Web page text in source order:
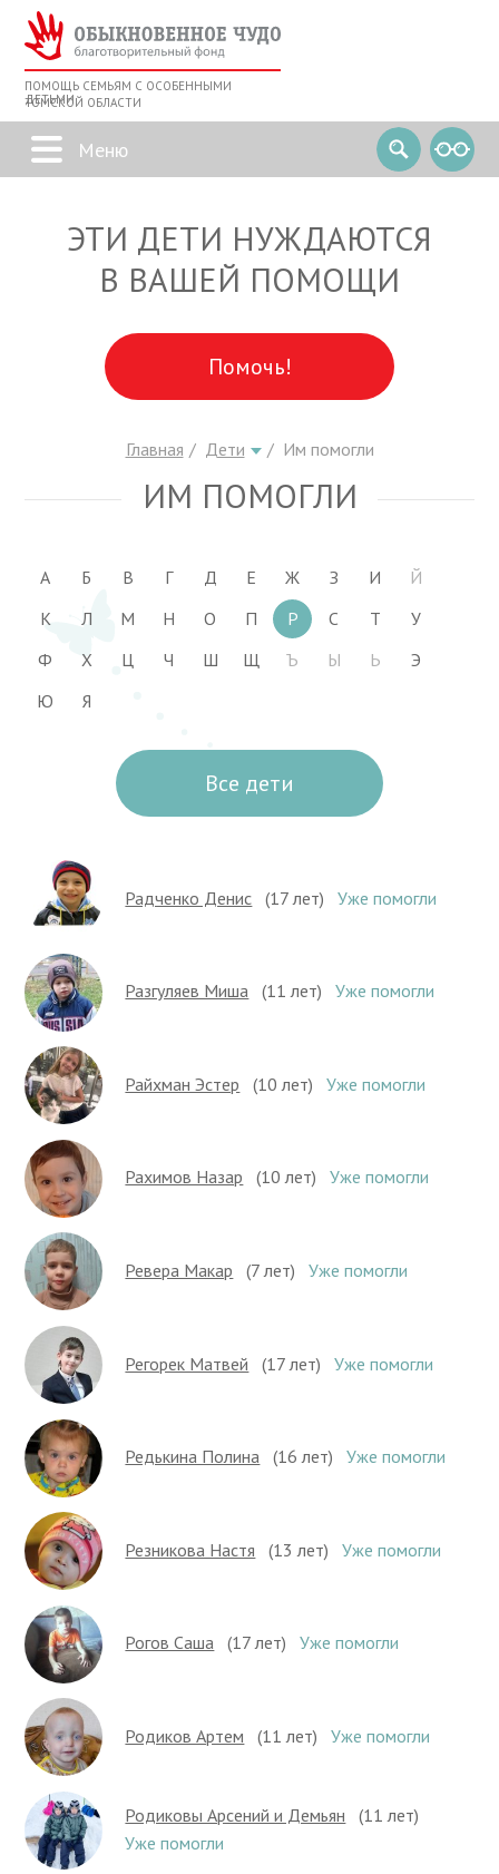
ПОМОЩЬ СЕМЬЯМ С ОСОБЕННЫМИ
ДЕТЬМИ
ТОМСКОЙ ОБЛАСТИ
ЭТИ ДЕТИ НУЖДАЮТСЯ
В ВАШЕЙ ПОМОЩИ
Помочь!
Главная Дети Им помогли
ИМ ПОМОГЛИ
А Б В Г Д Е Ж З И
Й
К
Л М Н О П Р С Т
У
Ф
Х Ц Ч Ш Щ Ъ Ы Ь
Э
Ю
Я
Все дети
Радченко Денис (17 лет) Уже помогли
Разгуляев Миша (11 лет) Уже помогли
Райхман Эстер (10 лет) Уже помогли
Рахимов Назар (10 лет) Уже помогли
Ревера Макар (7 лет) Уже помогли
Регорек Матвей (17 лет) Уже помогли
Редькина Полина (16 лет) Уже помогли
Резникова Настя (13 лет) Уже помогли
Рогов Саша (17 лет) Уже помогли
Родиков Артем (11 лет) Уже помогли
Родиковы Арсений и Демьян
(11 лет)
Уже помогли